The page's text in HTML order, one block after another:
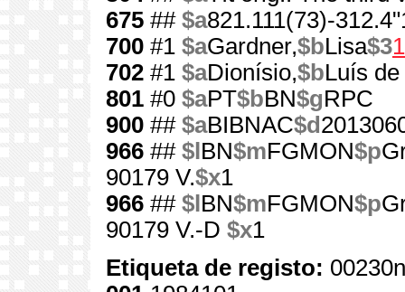
675 ## $a821.111(73)-
700 #1 $aGardner,$bLisa$3
702 #1 $aDionísio,$bLuís
801 #0 $aPT$bBN$gRPC
900 ## $aBIBNAC$d
966 ## $l BN$mFGMON$p
90179 V.$x1
966 ## $l BN$mFGMON$p
90179 V.-D $x1
Etiqueta de registo: